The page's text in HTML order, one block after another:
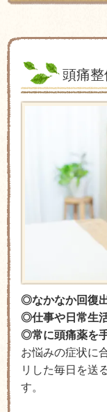
頭痛整
◎なかなか回復
◎仕事や日常生
◎常に頭痛薬を
お悩みの症状に
リした毎日を送
す。